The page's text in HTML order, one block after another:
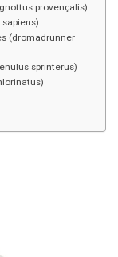
provençalis)
(dromadrunner
sprinterus)